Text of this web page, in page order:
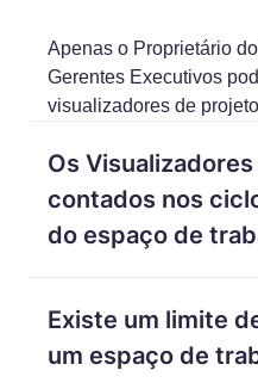
Apenas o Proprietário
Gerentes Executivos
visualizadores de
Os
contados nos
do espaço de
de Projeto desejar ao
custo.
Existe um limite
um espaço de